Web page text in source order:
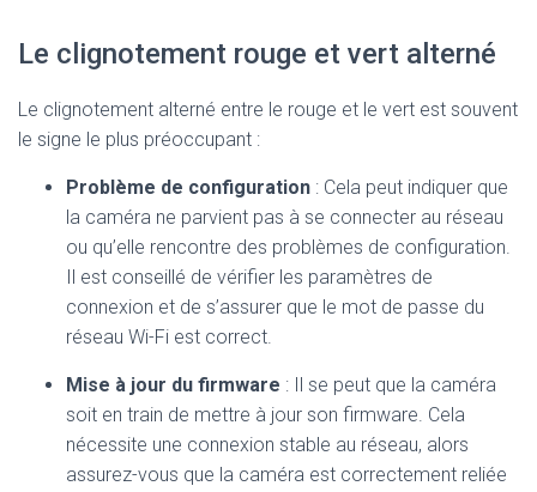
Le clignotement rouge et vert alterné
Le clignotement alterné entre le rouge et le vert est souvent
le signe le plus préoccupant :
Problème de configuration : Cela peut indiquer que
la caméra ne parvient pas à se connecter au réseau
ou qu’elle rencontre des problèmes de configuration.
Il est conseillé de vérifier les paramètres de
connexion et de s’assurer que le mot de passe du
réseau Wi-Fi est correct.
Mise à jour du firmware : Il se peut que la caméra
soit en train de mettre à jour son firmware. Cela
nécessite une connexion stable au réseau, alors
assurez-vous que la caméra est correctement reliée